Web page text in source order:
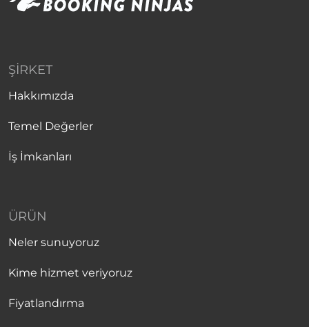
ŞIRKET
Hakkımızda
Temel Değerler
İş İmkanları
ÜRÜN
Neler sunuyoruz
Kime hizmet veriyoruz
Fiyatlandırma